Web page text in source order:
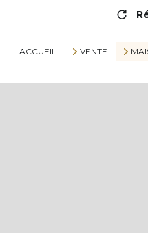
ACCUEIL VENTE